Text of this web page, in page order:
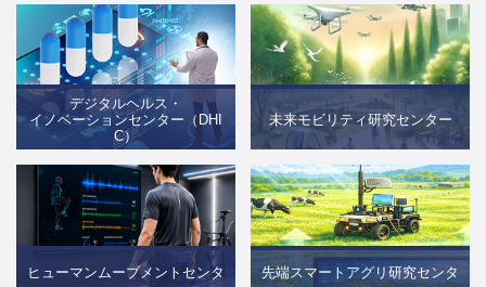
デジタルヘルス・
イノベーションセンター（DHI
C）
未来モビリティ研究センター
ヒューマンムーブメントセンタ
先端スマートアグリ研究センタ